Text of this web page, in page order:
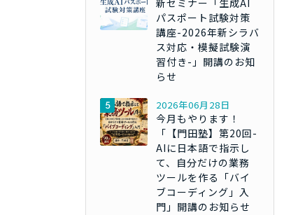
新セミナー「生成AI
パスポート試験対策
講座-2026年新シラバ
ス対応・模擬試験演
習付き-」開講のお知
らせ
2026年06月28日
今月もやります！
「【門田塾】第20回-
AIに日本語で指示し
て、自分だけの業務
ツールを作る「バイ
ブコーディング」入
門」開講のお知らせ